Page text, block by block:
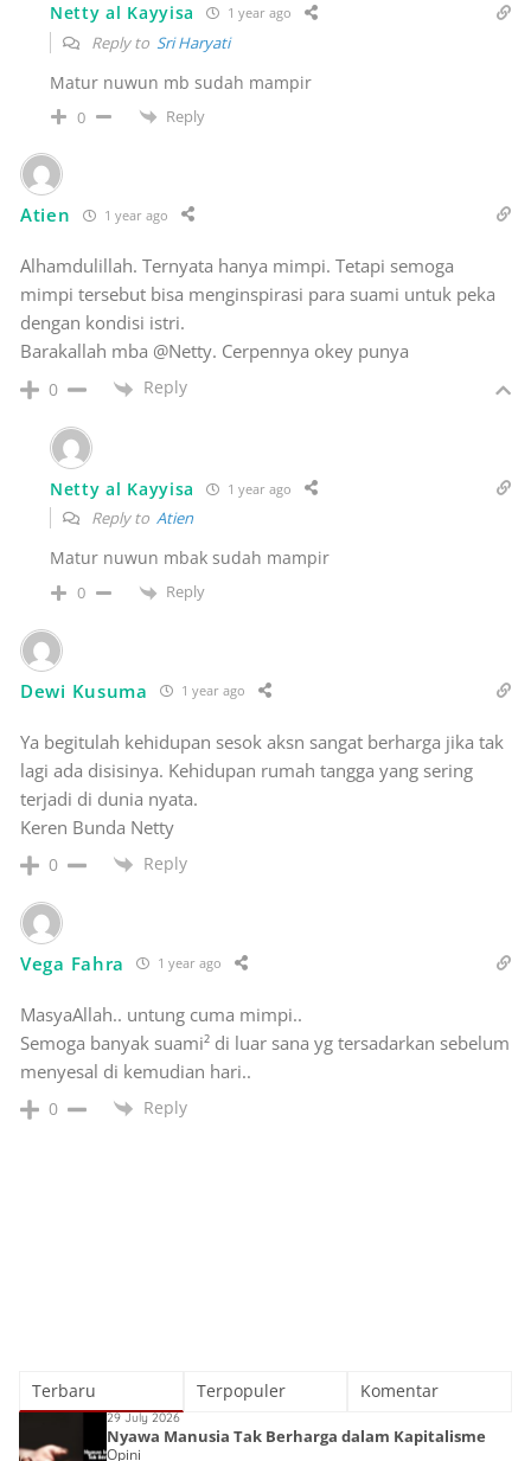
Netty al Kayyisa 1 year ago
Reply to Sri Haryati
Matur nuwun mb sudah mampir
0 Reply
Atien 1 year ago
Alhamdulillah. Ternyata hanya mimpi. Tetapi semoga
mimpi tersebut bisa menginspirasi para suami untuk peka
dengan kondisi istri.
Barakallah mba @Netty. Cerpennya okey punya
0 Reply
Netty al Kayyisa 1 year ago
Reply to Atien
Matur nuwun mbak sudah mampir
0 Reply
Dewi Kusuma 1 year ago
Ya begitulah kehidupan sesok aksn sangat berharga jika tak
lagi ada disisinya. Kehidupan rumah tangga yang sering
terjadi di dunia nyata.
Keren Bunda Netty
0 Reply
Vega Fahra 1 year ago
MasyaAllah.. untung cuma mimpi..
Semoga banyak suami² di luar sana yg tersadarkan sebelum
menyesal di kemudian hari..
0 Reply
Terbaru Terpopuler Komentar
29 July 2026
Nyawa Manusia Tak Berharga dalam Kapitalisme
Opini